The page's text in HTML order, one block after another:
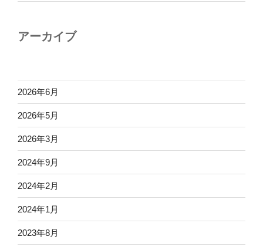
アーカイブ
2026年6月
2026年5月
2026年3月
2024年9月
2024年2月
2024年1月
2023年8月